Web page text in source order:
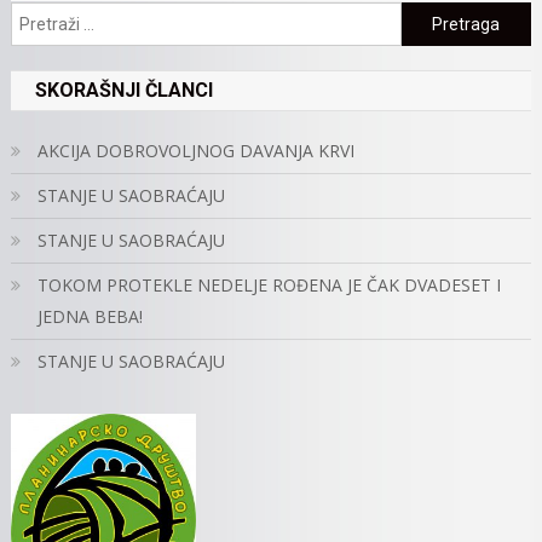
Pretraga:
SKORAŠNJI ČLANCI
AKCIJA DOBROVOLJNOG DAVANJA KRVI
STANJE U SAOBRAĆAJU
STANJE U SAOBRAĆAJU
TOKOM PROTEKLE NEDELJE ROĐENA JE ČAK DVADESET I
JEDNA BEBA!
STANJE U SAOBRAĆAJU